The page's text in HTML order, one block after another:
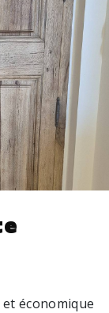
économique